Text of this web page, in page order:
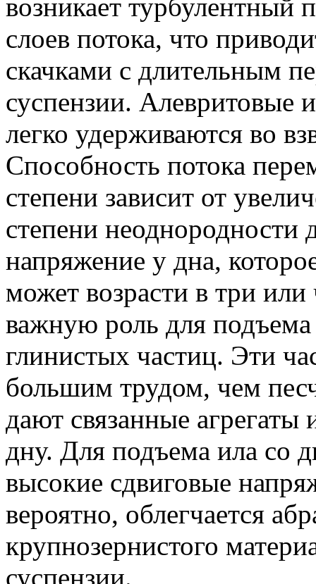
возникает турбулентный
слоев потока, что
скачками с длительным
суспензии. Алевритовые
легко удерживаются во
Способность потока
степени зависит от
степени неоднородности
напряжение у дна,
может возрасти в три или
важную роль для подъема
глинистых частиц. Эти
большим трудом, чем
дают связанные
дну. Для подъема ила со
высокие сдвиговые
вероятно, облегчается
крупнозернистого
суспензии.